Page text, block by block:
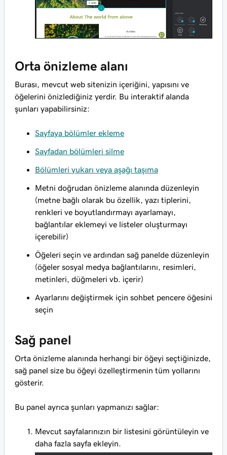
Orta önizleme alanı
Burası, mevcut web sitenizin içeriğini, yapısını ve
öğelerini önizlediğiniz yerdir. Bu interaktif alanda
şunları yapabilirsiniz:
Sayfaya bölümler ekleme
Sayfadan bölümleri silme
Bölümleri yukarı veya aşağı taşıma
Metni doğrudan önizleme alanında düzenleyin
(metne bağlı olarak bu özellik, yazı tiplerini,
renkleri ve boyutlandırmayı ayarlamayı,
bağlantılar eklemeyi ve listeler oluşturmayı
içerebilir)
Öğeleri seçin ve ardından sağ panelde düzenleyin
(öğeler sosyal medya bağlantılarını, resimleri,
metinleri, düğmeleri vb. içerir)
Ayarlarını değiştirmek için sohbet pencere öğesini
seçin
Sağ panel
Orta önizleme alanında herhangi bir öğeyi seçtiğinizde,
sağ panel size bu öğeyi özelleştirmenin tüm yollarını
gösterir.
Bu panel ayrıca şunları yapmanızı sağlar:
Mevcut sayfalarınızın bir listesini görüntüleyin ve
daha fazla sayfa ekleyin.